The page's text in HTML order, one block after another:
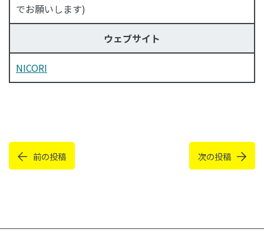
でお願いします)
ウェブサイト
NICORI
前の投稿 次の投稿